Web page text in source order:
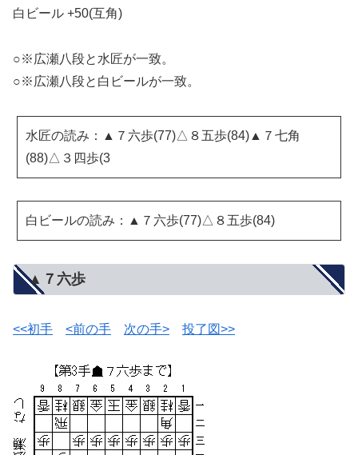
白ビール +50(互角)
○※広瀬八段と水匠が一致。
○※広瀬八段と白ビールが一致。
水匠の読み：▲７六歩(77)△８五歩(84)▲７七角
(88)△３四歩(3
白ビールの読み：▲７六歩(77)△８五歩(84)
▲７六歩
<<初手 <前の手 次の手> 投了図>>